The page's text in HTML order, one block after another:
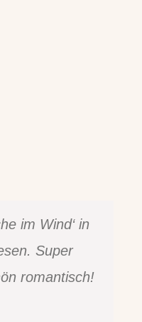
im Wind‘ in
Super
romantisch!